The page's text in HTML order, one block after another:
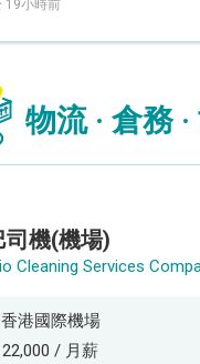
19小時前
物流 · 倉務
司機(機場)
香港國際機場
22,000 / 月薪